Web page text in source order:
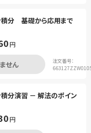
分 基礎から応用まで
円
せん
注文番号：
分演習 － 解法のポイン
円